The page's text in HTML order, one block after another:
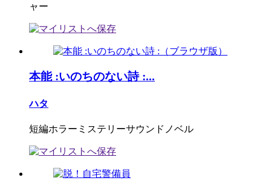
ャー
本能 :いのちのない詩 :...
ハタ
短編ホラーミステリーサウンドノベル